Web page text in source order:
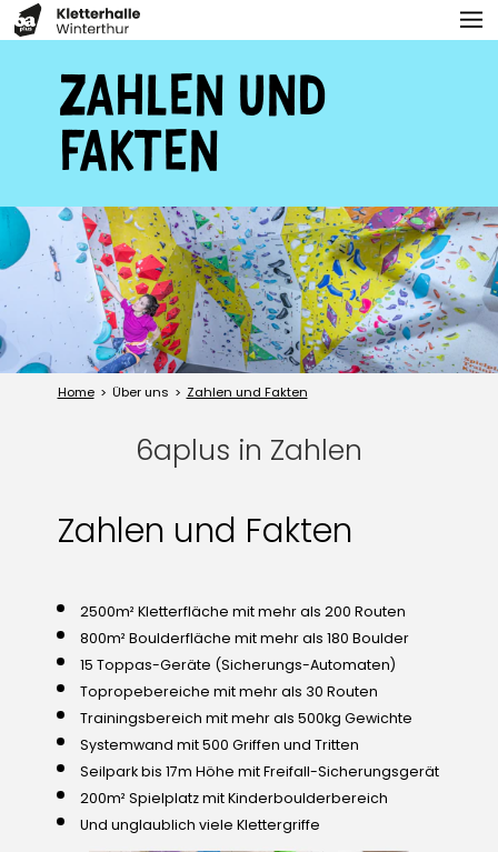
ZAHLEN UND
FAKTEN
Home Über uns Zahlen und Fakten
6aplus in Zahlen
Zahlen und Fakten
2500m² Kletterfläche mit mehr als 200 Routen
800m² Boulderfläche mit mehr als 180 Boulder
15 Toppas-Geräte (Sicherungs-Automaten)
Topropebereiche mit mehr als 30 Routen
Trainingsbereich mit mehr als 500kg Gewichte
Systemwand mit 500 Griffen und Tritten
Seilpark bis 17m Höhe mit Freifall-Sicherungsgerät
200m² Spielplatz mit Kinderboulderbereich
Und unglaublich viele Klettergriffe